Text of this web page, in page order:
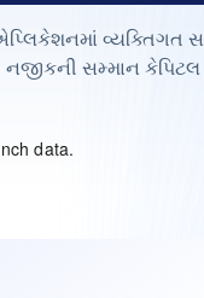
વ્યક્તિગત
નજીકની સમ્માન
data.